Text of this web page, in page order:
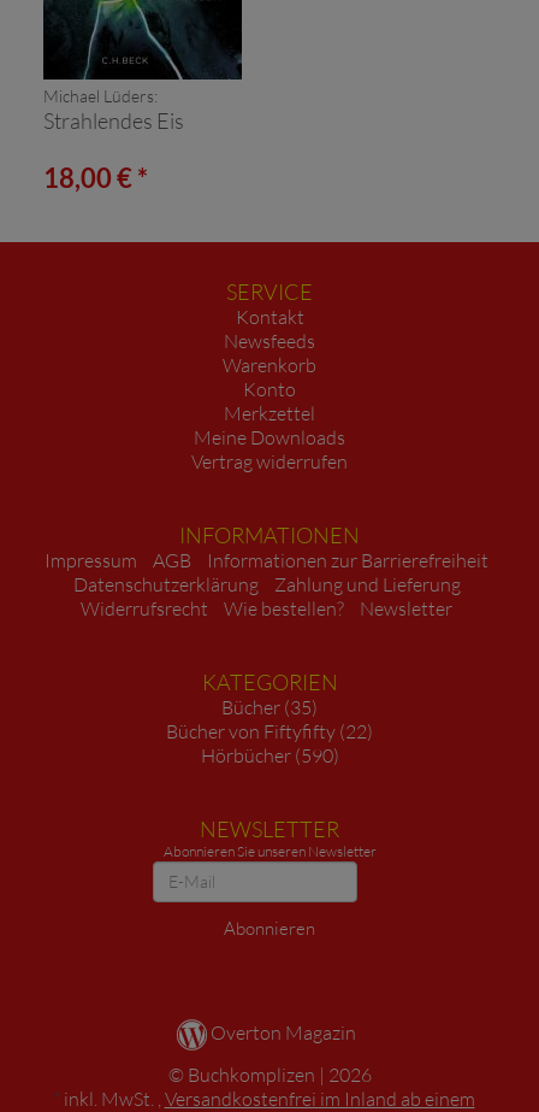
Michael Lüders:
Strahlendes Eis
18,00 € *
SERVICE
Kontakt
Newsfeeds
Warenkorb
Konto
Merkzettel
Meine Downloads
Vertrag widerrufen
INFORMATIONEN
Impressum AGB
Informationen zur Barrierefreiheit
Datenschutzerklärung
Zahlung und Lieferung
Widerrufsrecht
Wie bestellen? Newsletter
KATEGORIEN
Bücher (35)
Bücher von Fiftyfifty (22)
Hörbücher (590)
NEWSLETTER
Abonnieren Sie unseren Newsletter
Newsletter
Abonnieren
Overton Magazin
Buchkomplizen
2026
* inkl. MwSt. , Versandkostenfrei im Inland ab einem